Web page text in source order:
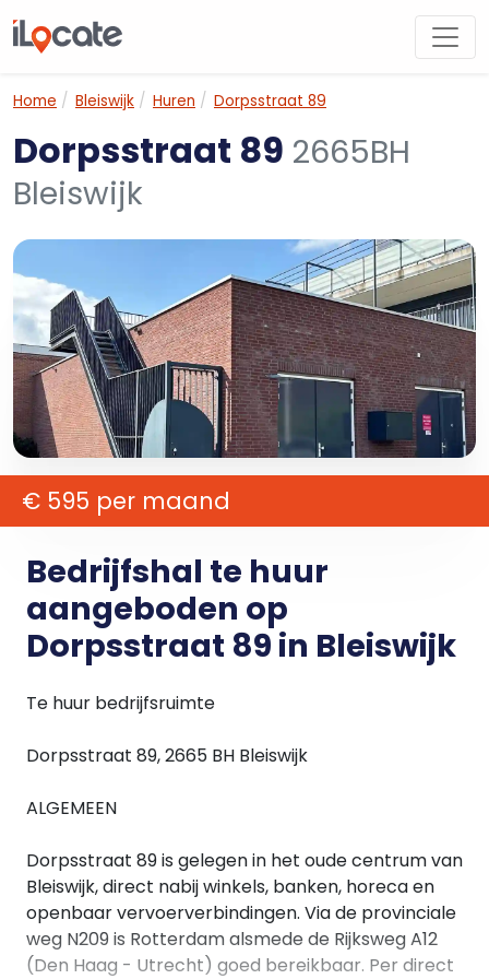
Home Bleiswijk Huren Dorpsstraat 89
Dorpsstraat 89 2665BH
Bleiswijk
€ 595 per maand
Bedrijfshal te huur
aangeboden op
Dorpsstraat 89 in Bleiswijk
Te huur bedrijfsruimte
Dorpsstraat 89, 2665 BH Bleiswijk
ALGEMEEN
Dorpsstraat 89 is gelegen in het oude centrum van
Bleiswijk, direct nabij winkels, banken, horeca en
openbaar vervoerverbindingen. Via de provinciale
weg N209 is Rotterdam alsmede de Rijksweg A12
(Den Haag - Utrecht) goed bereikbaar. Per direct